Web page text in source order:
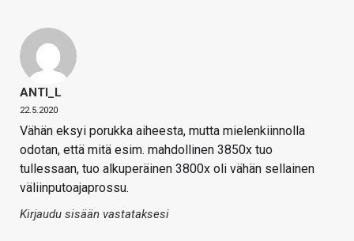
ANTI_L
22.5.2020
Vähän eksyi porukka aiheesta, mutta mielenkiinnolla
odotan, että mitä esim. mahdollinen 3850x tuo
tullessaan, tuo alkuperäinen 3800x oli vähän sellainen
väliinputoajaprossu.
Kirjaudu sisään vastataksesi